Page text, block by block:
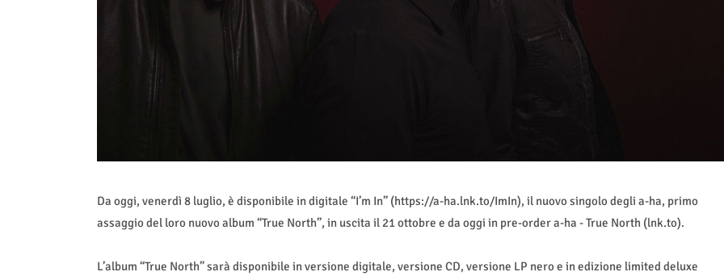
Da oggi, venerdì 8 luglio, è disponibile in digitale “I’m In” (https://a-ha.lnk.to/ImIn), il nuovo singolo degli a-ha, primo
assaggio del loro nuovo album “True North”, in uscita il 21 ottobre e da oggi in pre-order a-ha - True North (lnk.to).
L’album “True North” sarà disponibile in versione digitale, versione CD, versione LP nero e in edizione limited deluxe